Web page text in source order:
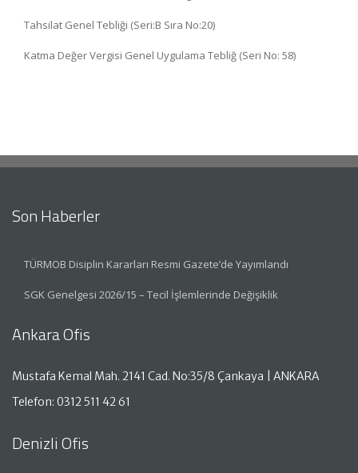
Tahsilat Genel Tebliği (Seri:B Sıra No:20)
Katma Değer Vergisi Genel Uygulama Tebliğ (Seri No: 58)
Son Haberler
TÜRMOB Disiplin Kararları Resmi Gazete’de Yayımlandı
SGK Genelgesi 2026/15 – Tecil İşlemlerinde Değişiklik
Ankara Ofis
Mustafa Kemal Mah. 2141 Cad. No:35/8 Çankaya | ANKARA
Telefon: 0312 511 42 61
Denizli Ofis